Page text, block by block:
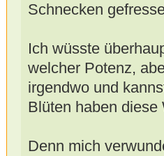
Schnecken
Ich wüsste
welcher Potenz,
irgendwo und
Blüten haben diese
Denn mich